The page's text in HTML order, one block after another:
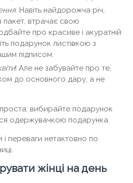
. Навіть найдорожча річ,
пакет, втрачає свою
про красиве і акуратній
подарунок листівкою з
підписом.
! Але не забувайте про те,
до основного дару, а не
вибирайте подарунок
одержувачкою подарунка.
і переваги нетактовно по
жінці на день